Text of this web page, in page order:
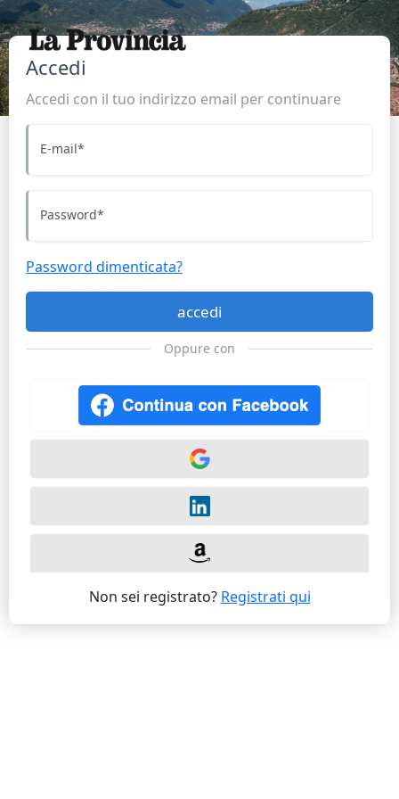
Accedi
Accedi con il tuo indirizzo email per continuare
E-mail*
Password*
Password dimenticata?
accedi
Oppure con
Non sei registrato? Registrati qui